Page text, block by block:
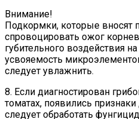
Внимание!
Подкормки, которые вносят
спровоцировать ожог
губительного воздействия
усвояемость
следует увлажнить.
8. Если диагностирован
томатах, появились
следует обработать